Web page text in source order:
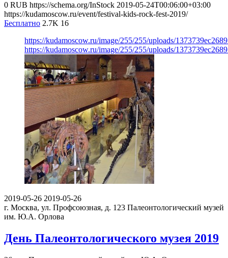
0 RUB https://schema.org/InStock 2019-05-24T00:06:00+03:00
https://kudamoscow.ru/event/festival-kids-rock-fest-2019/
Бесплатно 2.7K 16
https://kudamoscow.ru/image/255/255/uploads/
https://kudamoscow.ru/image/255/255/uploads/
2019-05-26 2019-05-26
г. Москва, ул. Профсоюзная, д. 123 Палеонтологический музей
им. Ю.А. Орлова
День Палеонтологического музея 2019